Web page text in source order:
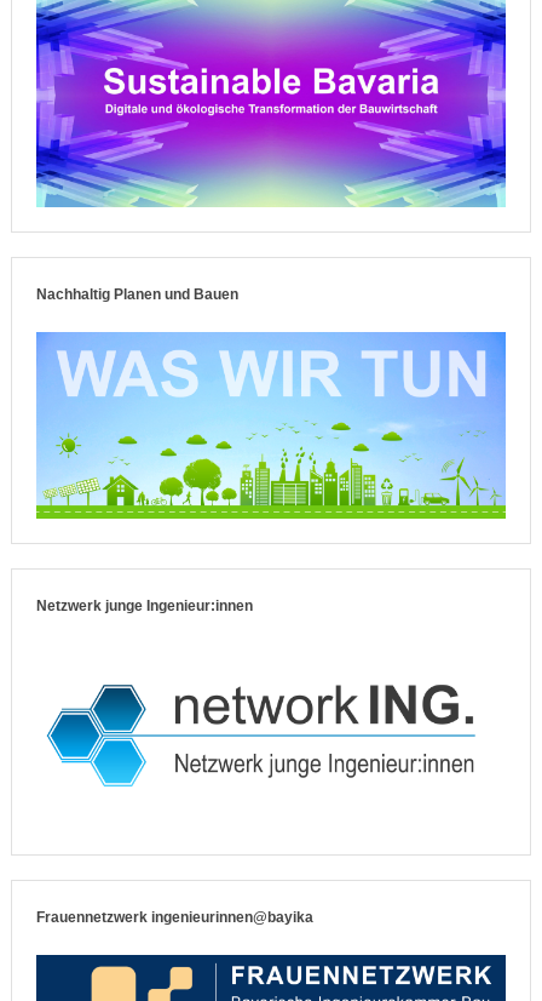
Nachhaltig Planen und Bauen
Netzwerk junge Ingenieur:innen
Frauennetzwerk ingenieurinnen@bayika